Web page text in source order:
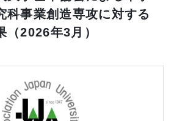
科事業創造専攻に対する
（2026年3月）